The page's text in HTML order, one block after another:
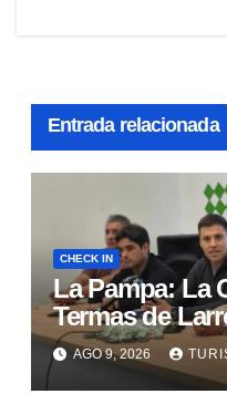
Entrada relacionada
CHECK IN
La Pampa: La
Termas de
duplicar sus
AGO 9, 2026